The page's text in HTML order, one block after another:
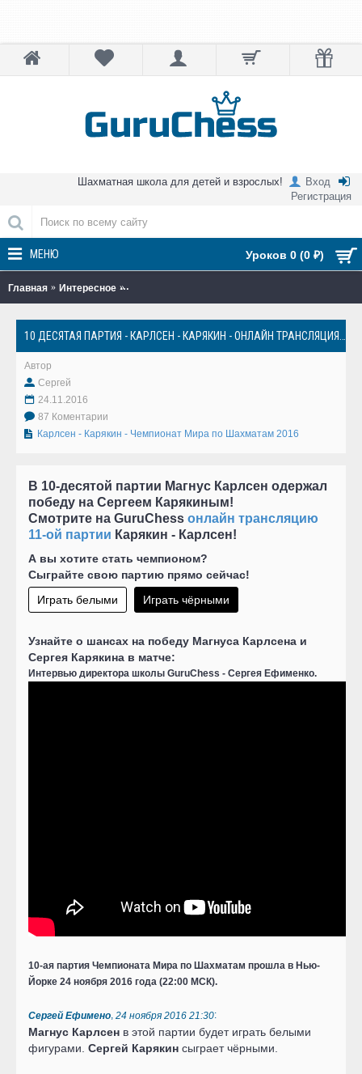
Шахматная школа для детей и взрослых!
Вход
Регистрация
Уроков 0 (0 ₽)
МЕНЮ
Главная Интересное 10 десятая партия - Карлсен - Карякин -
Автор
Сергей
24.11.2016
87 Коментарии
Карлсен - Карякин - Чемпионат Мира по Шахматам 2016
В 10-десятой партии Магнус Карлсен одержал
победу на Сергеем Карякиным!
Смотрите на GuruChess онлайн трансляцию
11-ой партии Карякин - Карлсен!
А вы хотите стать чемпионом?
Сыграйте свою партию прямо сейчас!
Играть белыми
Играть чёрными
Узнайте о шансах на победу Магнуса Карлсена и
Сергея Карякина в матче:
Интервью директора школы GuruChess - Сергея Ефименко.
10-ая партия Чемпионата Мира по Шахматам прошла в Нью-
Йорке 24 ноября 2016 года (22:00 МСК).
Сергей Ефимено, 24 ноября 2016 21:30:
Магнус Карлсен в этой партии будет играть белыми
фигурами. Сергей Карякин сыграет чёрными.